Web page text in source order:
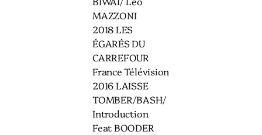
MAZZONI
2018 LES
ÉGARÉS DU
CARREFOUR
France Télévision
2016 LAISSE
TOMBER/BASH/
Introduction
Feat BOODER